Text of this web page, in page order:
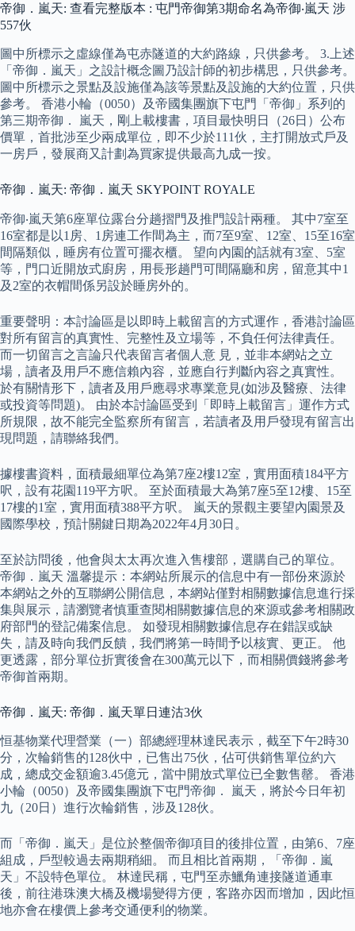
帝御．嵐天: 查看完整版本 : 屯門帝御第3期命名為帝御‧嵐天 涉
557伙
圖中所標示之虛線僅為屯赤隧道的大約路線，只供參考。 3.上述
「帝御．嵐天」之設計概念圖乃設計師的初步構思，只供參考。
圖中所標示之景點及設施僅為該等景點及設施的大約位置，只供
參考。 香港小輪（0050）及帝國集團旗下屯門「帝御」系列的
第三期帝御． 嵐天，剛上載樓書，項目最快明日（26日）公布
價單，首批涉至少兩成單位，即不少於111伙，主打開放式戶及
一房戶，發展商又計劃為買家提供最高九成一按。
帝御．嵐天: 帝御．嵐天 SKYPOINT ROYALE
帝御‧嵐天第6座單位露台分趟摺門及推門設計兩種。 其中7室至
16室都是以1房、1房連工作間為主，而7至9室、12室、15至16室
間隔類似，睡房有位置可擺衣櫃。 望向內園的話就有3室、5室
等，門口近開放式廚房，用長形趟門可間隔廳和房，留意其中1
及2室的衣帽間係另設於睡房外的。
重要聲明：本討論區是以即時上載留言的方式運作，香港討論區
對所有留言的真實性、完整性及立場等，不負任何法律責任。
而一切留言之言論只代表留言者個人意 見，並非本網站之立
場，讀者及用戶不應信賴內容，並應自行判斷內容之真實性。
於有關情形下，讀者及用戶應尋求專業意見(如涉及醫療、法律
或投資等問題)。 由於本討論區受到「即時上載留言」運作方式
所規限，故不能完全監察所有留言，若讀者及用戶發現有留言出
現問題，請聯絡我們。
據樓書資料，面積最細單位為第7座2樓12室，實用面積184平方
呎，設有花園119平方呎。 至於面積最大為第7座5至12樓、15至
17樓的1室，實用面積388平方呎。 嵐天的景觀主要望內園景及
國際學校，預計關鍵日期為2022年4月30日。
至於訪問後，他會與太太再次進入售樓部，選購自己的單位。
帝御．嵐天 溫馨提示：本網站所展示的信息中有一部份來源於
本網站之外的互聯網公開信息，本網站僅對相關數據信息進行採
集與展示，請瀏覽者慎重查閱相關數據信息的來源或參考相關政
府部門的登記備案信息。 如發現相關數據信息存在錯誤或缺
失，請及時向我們反饋，我們將第一時間予以核實、更正。 他
更透露，部分單位折實後會在300萬元以下，而相關價錢將參考
帝御首兩期。
帝御．嵐天: 帝御．嵐天單日連沽3伙
恒基物業代理營業（一）部總經理林達民表示，截至下午2時30
分，次輪銷售的128伙中，已售出75伙，佔可供銷售單位約六
成，總成交金額逾3.45億元，當中開放式單位已全數售罄。 香港
小輪（0050）及帝國集團旗下屯門帝御． 嵐天，將於今日年初
九（20日）進行次輪銷售，涉及128伙。
而「帝御．嵐天」是位於整個帝御項目的後排位置，由第6、7座
組成，戶型較過去兩期稍細。 而且相比首兩期，「帝御．嵐
天」不設特色單位。 林達民稱，屯門至赤鱲角連接隧道通車
後，前往港珠澳大橋及機場變得方便，客路亦因而增加，因此恒
地亦會在樓價上參考交通便利的物業。